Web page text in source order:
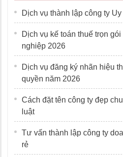
Dịch vụ thành lập công ty
Dịch vụ kế toán thuế trọn
nghiệp 2026
Dịch vụ đăng ký nhãn hiệu
quyền năm 2026
Cách đặt tên công ty đẹp
luật
Tư vấn thành lập công ty
rẻ